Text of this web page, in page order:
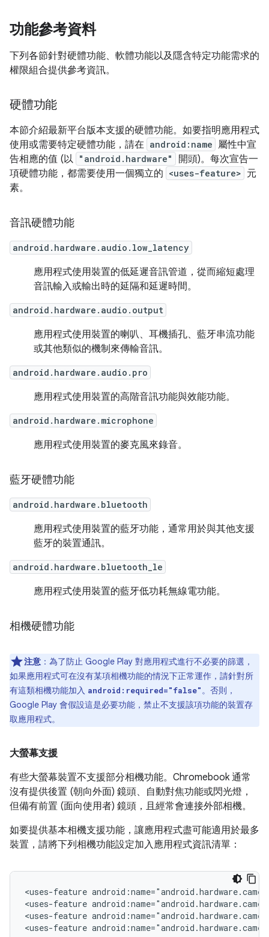
功能參考資料
下列各節針對硬體功能、軟體功能以及隱含特定功能需求的
權限組合提供參考資訊。
硬體功能
本節介紹最新平台版本支援的硬體功能。如要指明應用程式
使用或需要特定硬體功能，請在 android:name 屬性中宣
告相應的值 (以 "android.hardware"
開頭)。每次宣告一
項硬體功能，都需要使用一個獨立的 <uses-feature> 元
素。
音訊硬體功能
android.hardware.audio.low_latency
應用程式使用裝置的低延遲音訊管道，從而縮短處理
音訊輸入或輸出時的延隔和延遲時間。
android.hardware.audio.output
應用程式使用裝置的喇叭、耳機插孔、藍牙串流功能
或其他類似的機制來傳輸音訊。
android.hardware.audio.pro
應用程式使用裝置的高階音訊功能與效能功能。
android.hardware.microphone
應用程式使用裝置的麥克風來錄音。
藍牙硬體功能
android.hardware.bluetooth
應用程式使用裝置的藍牙功能，通常用於與其他支援
藍牙的裝置通訊。
android.hardware.bluetooth_le
應用程式使用裝置的藍牙低功耗無線電功能。
相機硬體功能
注意 ：為了防止 Google Play 對應用程式進行不必要的篩選，
如果應用程式可在沒有某項相機功能的情況下正常運作，請針對所
有這類相機功能加入 android:required="false"。否則，
Google Play 會假設這是必要功能，禁止不支援該項功能的裝置存
取應用程式。
大螢幕支援
有些大螢幕裝置不支援部分相機功能。Chromebook 通常
沒有提供後置 (朝向外面) 鏡頭、自動對焦功能或閃光燈，
但備有前置 (面向使用者) 鏡頭，且經常會連接外部相機。
如要提供基本相機支援功能，讓應用程式盡可能適用於最多
裝置，請將下列相機功能設定加入應用程式資訊清單：
<uses-feature
<uses-feature
<uses-feature
<uses-feature